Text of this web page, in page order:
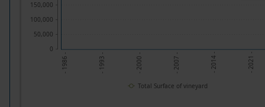
- 1986 - - 1993 - - 2000 - - 2007 - - 2014 - - 2021 -
0
50,000
100,000
150,000
Total Surface of vineyard